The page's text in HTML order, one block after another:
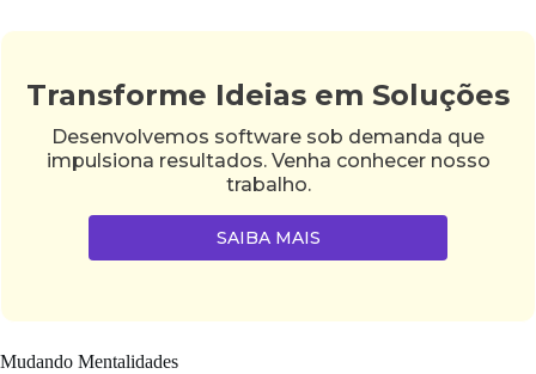
Transforme Ideias em Soluções
Desenvolvemos software sob demanda que
impulsiona resultados. Venha conhecer nosso
trabalho.
SAIBA MAIS
Mudando Mentalidades